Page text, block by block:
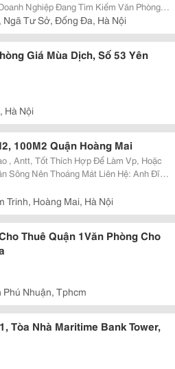
Đa. ✅ Diện Tích:
Vắn, Dễ Bố Trí...
Ngã Tư Sở, Đống Đa, Hà Nội
Giá Mùa Dịch, Số 53 Yên
Hà Nội
100M2 Quận Hoàng Mai
Trinh, Hoàng Mai, Hà Nội
Thuê Quận 1Văn Phòng Cho
Phú Nhuận, Tphcm
Tòa Nhà Maritime Bank Tower,